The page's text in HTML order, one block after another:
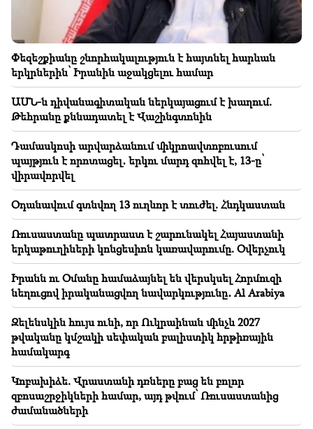
փոփոխություններ են եղել
Զոհասեղանին երևանցու կյանքն է․ Վարդանյանը՝
Երևանի օդի որակի մասին (տեսանյութ)
Այս ձևով ինձ փորձում են լռեցնել, քանի որ ԱԺ-ում
դա նրանց չի հաջողվում․ Էդգար Ղազարյան
20:50
Կոչ ենք անում իշխանություններին առաջնորդվել
բացառապես օրինականության սկզբունքներով.
բարձրաստիճան հոգեւորականների
հայտարարությունը
20:30
Քոչարյանի, Սարգսյանի, Տեր-Պետրոսյանի
«ինադու». էս իշխանությունը հանուն երկրի ոչինչ չի
անում (տեսանյութ)
20:21
Եթե նման գործելակերպը շարունակվի ՌԴ-ն իր
զբոսաշրջիկներին խորհուրդ կտա չայցելել
Հայաստան. Մատվիենկո
20:05
Նոր մեղադրանք՝ Գագիկ Ծառուկյանին. Թրամփը
ընտրել է իր իրավահաջորդին (տեսանյութ)
Փեզեշքիանը շնորհակալություն է հայտնել հարևան
երկրներին՝ Իրանին աջակցելու համար
ԱՄՆ-ն դիվանագիտական ներկայացում է խաղում.
Թեհրանը քննադատել է Վաշինգտոնին
Դամասկոսի արվարձանում միկրոավտոբուսում
պայթյուն է որոտացել․ երկու մարդ զոհվել է, 13-ը՝
վիրավորվել
Օդանավում գտնվող 13 ուղևոր է տուժել. Հնդկաստան
Ռուսաստանը պատրաստ է շարունակել Հայաստանի
երկաթուղիների կոնցեսիոն կառավարումը. Օվերչուկ
Իրանն ու Օմանը համաձայնել են վերսկսել Հորմուզի
նեղուցով իրականացվող նավարկությունը․ Al Arabiya
Զելենսկին հույս ունի, որ Ուկրաինան մինչև 2027
թվականը կմշակի սեփական բալիստիկ հրթիռային
համակարգ
Կոբախիձե. Վրաստանի դռները բաց են բոլոր
զբոսաշրջիկների համար, այդ թվում՝ Ռուսաստանից
ժամանածների